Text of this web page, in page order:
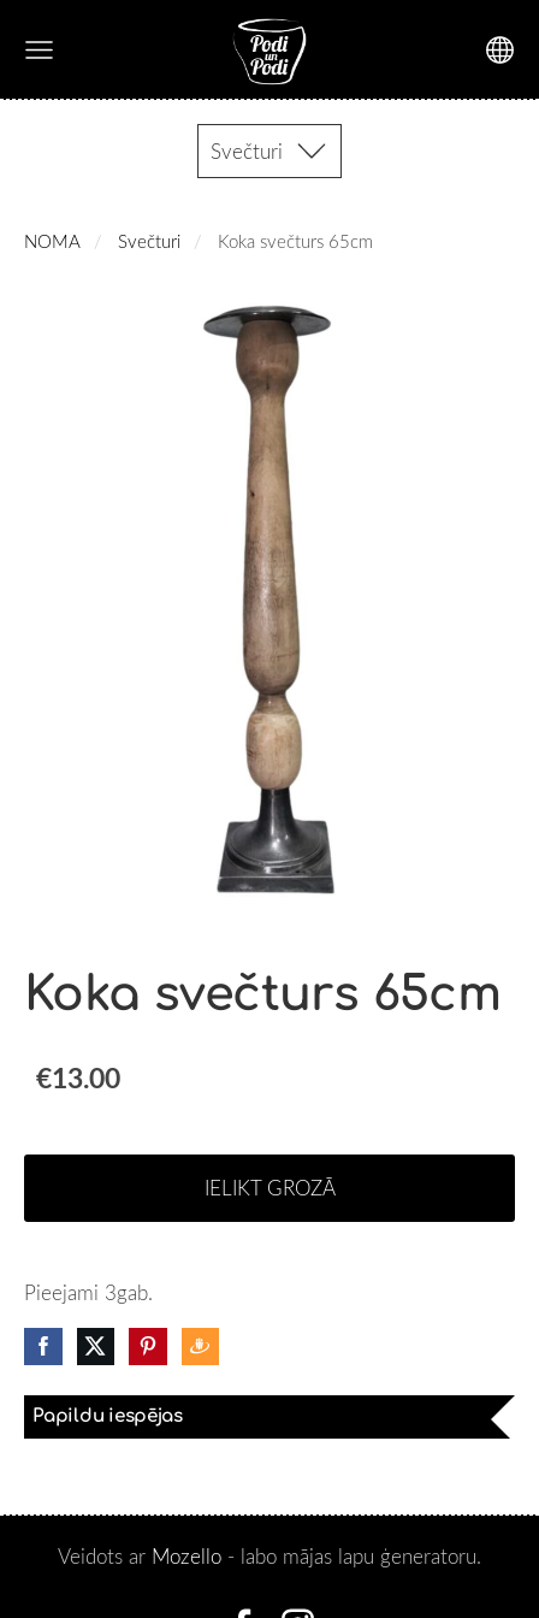
Svečturi
Papildu iespējas
NOMA Svečturi Koka svečturs 65cm
Koka svečturs 65cm
€13.00
IELIKT GROZĀ
Pieejami 3gab.
Veidots ar Mozello - labo mājas lapu ģeneratoru.